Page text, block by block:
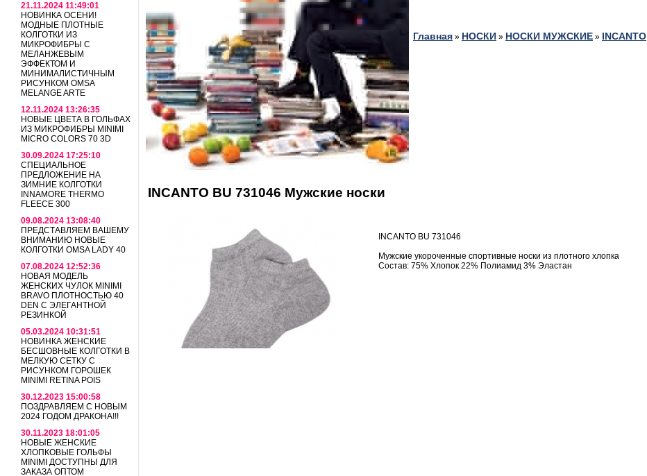
21.11.2024 11:49:01
НОВИНКА ОСЕНИ!
МОДНЫЕ ПЛОТНЫЕ
КОЛГОТКИ ИЗ
МИКРОФИБРЫ С
МЕЛАНЖЕВЫМ
ЭФФЕКТОМ И
МИНИМАЛИСТИЧНЫМ
РИСУНКОМ OMSA
MELANGE ARTE
12.11.2024 13:26:35
НОВЫЕ ЦВЕТА В ГОЛЬФАХ
ИЗ МИКРОФИБРЫ MINIMI
MICRO COLORS 70 3D
30.09.2024 17:25:10
СПЕЦИАЛЬНОЕ
ПРЕДЛОЖЕНИЕ НА
ЗИМНИЕ КОЛГОТКИ
INNAMORE THERMO
FLEECE 300
09.08.2024 13:08:40
ПРЕДСТАВЛЯЕМ ВАШЕМУ
ВНИМАНИЮ НОВЫЕ
КОЛГОТКИ OMSA LADY 40
07.08.2024 12:52:36
НОВАЯ МОДЕЛЬ
ЖЕНСКИХ ЧУЛОК MINIMI
BRAVO ПЛОТНОСТЬЮ 40
DEN С ЭЛЕГАНТНОЙ
РЕЗИНКОЙ
05.03.2024 10:31:51
НОВИНКА ЖЕНСКИЕ
БЕСШОВНЫЕ КОЛГОТКИ В
МЕЛКУЮ СЕТКУ С
РИСУНКОМ ГОРОШЕК
MINIMI RETINA POIS
30.12.2023 15:00:58
ПОЗДРАВЛЯЕМ С НОВЫМ
2024 ГОДОМ ДРАКОНА!!!
30.11.2023 18:01:05
НОВЫЕ ЖЕНСКИЕ
ХЛОПКОВЫЕ ГОЛЬФЫ
MINIMI ДОСТУПНЫ ДЛЯ
ЗАКАЗА ОПТОМ
Главная » НОСКИ » НОСКИ МУЖСКИЕ » INCANTO
INCANTO BU 731046 Мужские носки
INCANTO BU 731046
Мужские укороченные спортивные носки из плотного хлопка
Состав: 75% Хлопок 22% Полиамид 3% Эластан